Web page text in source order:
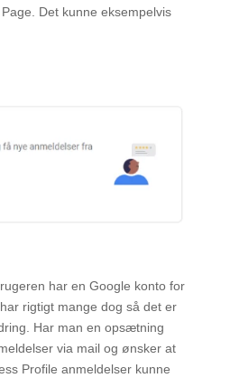
Det kunne eksempelvis
har en Google konto for
rigtigt mange dog så det er
Har man en opsætning
via mail og ønsker at
Profile anmeldelser kunne